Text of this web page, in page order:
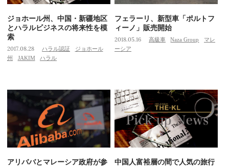
ジョホール州、中国・新疆地区
とハラルビジネスの将来性を模
索
2017.08.28 ハラル認証
ジョホール
州
JAKIM ハラル
フェラーリ、新型車「ポルトフ
ィーノ」販売開始
2018.05.16 高級車 Naza Group
マレ
ーシア
アリババとマレーシア政府が参
中国人富裕層の間で人気の旅行